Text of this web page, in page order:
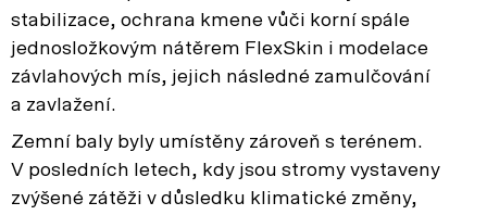
stabilizace, ochrana kmene vůči korní spále
jednosložkovým nátěrem FlexSkin i modelace
závlahových mís, jejich následné zamulčování
a zavlažení.
Zemní baly byly umístěny zároveň s terénem.
V posledních letech, kdy jsou stromy vystaveny
zvýšené zátěži v důsledku klimatické změny,